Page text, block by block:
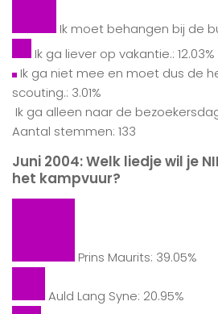
Ik moet behangen bij de
Ik ga liever op vakantie.: 12.03%
Ik ga niet mee en moet dus de
scouting.: 3.01%
Ik ga alleen naar de
Aantal stemmen: 133
Juni 2004: Welk liedje wil je
het kampvuur?
Prins Maurits: 39.05%
Auld Lang Syne: 20.95%